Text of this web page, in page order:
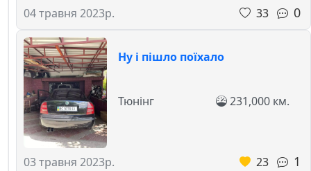
04 травня 2023р. 33 0
Ну і пішло поїхало
03 травня 2023р.
Тюнінг 231,000 км.
23 1